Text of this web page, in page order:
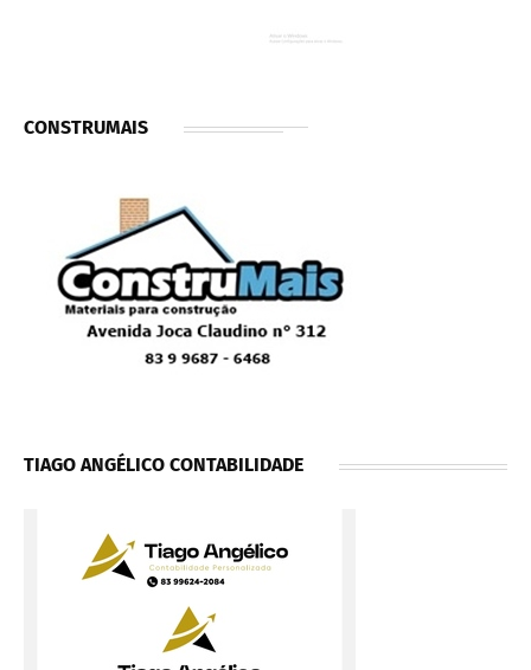
CONSTRUMAIS
TIAGO ANGÉLICO CONTABILIDADE